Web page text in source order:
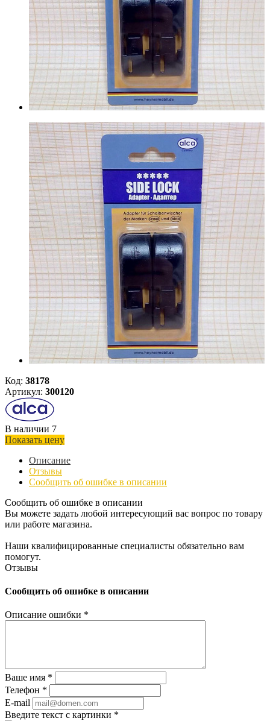
Код: 38178
Артикул: 300120
В наличии 7
Показать цену
Описание
Отзывы
Сообщить об ошибке в описании
Сообщить об ошибке в описании
Вы можете задать любой интересующий вас вопрос по товару
или работе магазина.
Наши квалифицированные специалисты обязательно вам
помогут.
Отзывы
Сообщить об ошибке в описании
Описание ошибки *
Ваше имя *
Телефон *
E-mail
Введите текст с картинки *